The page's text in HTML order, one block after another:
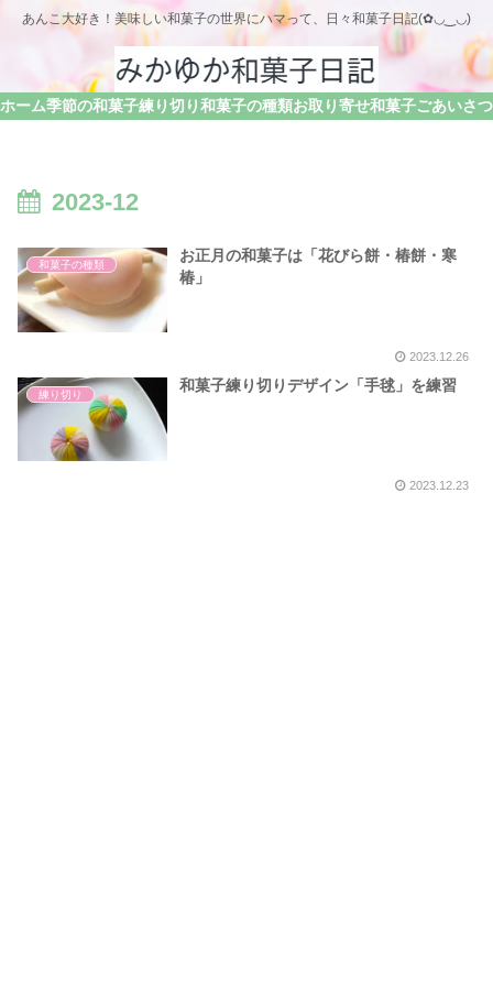
あんこ大好き！美味しい和菓子の世界にハマって、日々和菓子日記(✿◡‿◡)
ホーム季節の和菓子練り切り和菓子の種類お取り寄せ和菓子
2023-12
和菓子の種類
お正月の和菓子は「花びら餅・椿餅・寒
椿」
2023.12.26
練り切り
和菓子練り切りデザイン「手毬」を練習
2023.12.23